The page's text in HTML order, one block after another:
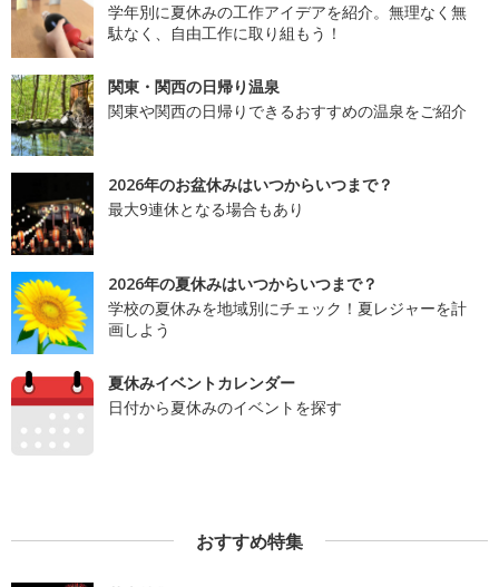
学年別に夏休みの工作アイデアを紹介。無理なく無
駄なく、自由工作に取り組もう！
関東・関西の日帰り温泉
関東や関西の日帰りできるおすすめの温泉をご紹介
2026年のお盆休みはいつからいつまで？
最大9連休となる場合もあり
2026年の夏休みはいつからいつまで？
学校の夏休みを地域別にチェック！夏レジャーを計
画しよう
夏休みイベントカレンダー
日付から夏休みのイベントを探す
おすすめ特集